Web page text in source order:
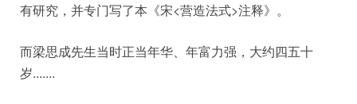
有研究，并专门写了本《宋<营造法式>注释》。
而梁思成先生当时正当年华、年富力强，大约四五十
岁.......